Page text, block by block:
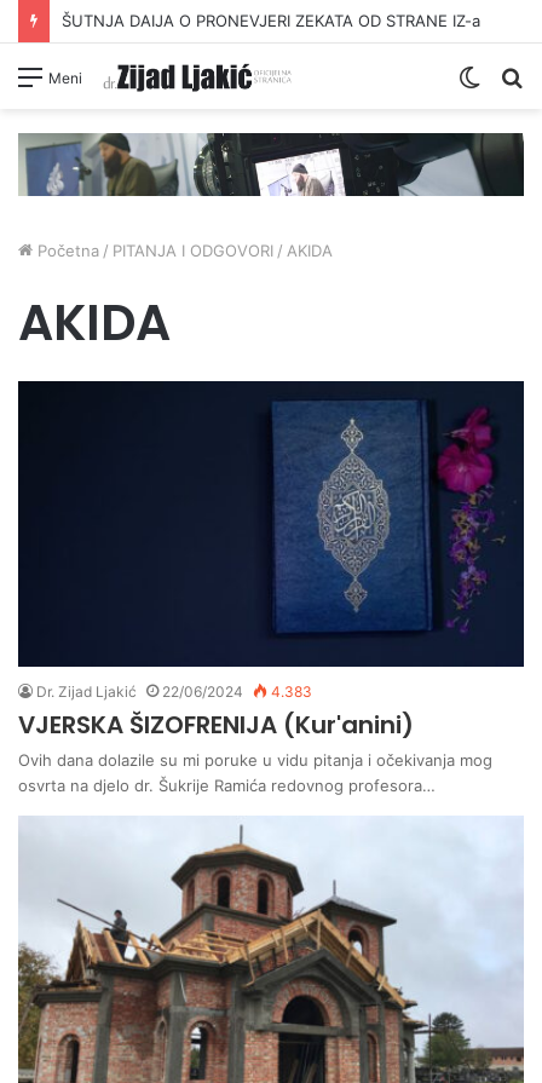
ŠUTNJA DAIJA O PRONEVJERI ZEKATA OD STRANE IZ-a
Meni
Switch
Početna / PITANJA I ODGOVORI / AKIDA
AKIDA
Dr. Zijad Ljakić 22/06/2024 4.383
VJERSKA ŠIZOFRENIJA (Kur'anini)
Ovih dana dolazile su mi poruke u vidu pitanja i očekivanja mog
osvrta na djelo dr. Šukrije Ramića redovnog profesora…